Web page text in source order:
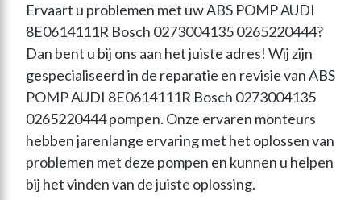
Ervaart u problemen met uw ABS POMP AUDI
8E0614111R Bosch 0273004135 0265220444?
Dan bent u bij ons aan het juiste adres! Wij zijn
gespecialiseerd in de reparatie en revisie van ABS
POMP AUDI 8E0614111R Bosch 0273004135
0265220444 pompen. Onze ervaren monteurs
hebben jarenlange ervaring met het oplossen van
problemen met deze pompen en kunnen u helpen
bij het vinden van de juiste oplossing.